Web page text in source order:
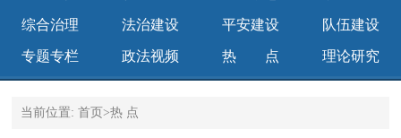
综合治理 法治建设 平安建设 队伍建设
专题专栏 政法视频 热 点 理论研究
当前位置:首页>热 点